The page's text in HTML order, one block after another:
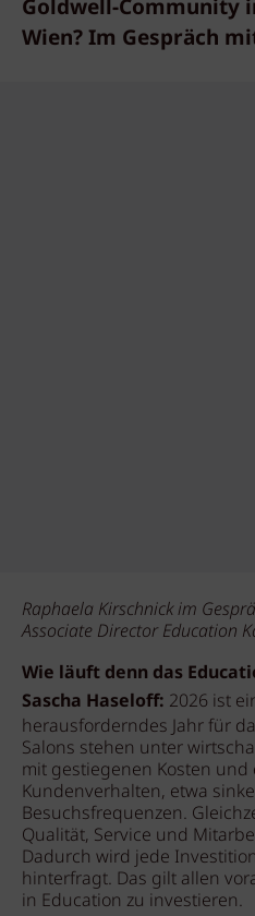
Goldwell-Community
Wien? Im Gespräch
Raphaela Kirschnick im
Associate Director Education
Wie läuft denn das
Sascha Haseloff: 2026 ist
herausforderndes Jahr für
Salons stehen unter
mit gestiegenen Kosten
Kundenverhalten, etwa
Besuchsfrequenzen.
Qualität, Service und
Dadurch wird jede
hinterfragt. Das gilt allen
in Education zu investieren.